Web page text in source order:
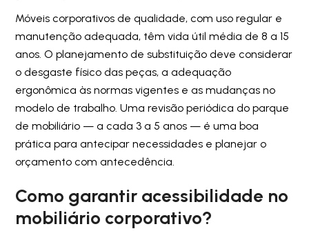
Móveis corporativos de qualidade, com uso regular e
manutenção adequada, têm vida útil média de 8 a 15
anos. O planejamento de substituição deve considerar
o desgaste físico das peças, a adequação
ergonômica às normas vigentes e as mudanças no
modelo de trabalho. Uma revisão periódica do parque
de mobiliário — a cada 3 a 5 anos — é uma boa
prática para antecipar necessidades e planejar o
orçamento com antecedência.
Como garantir acessibilidade no
mobiliário corporativo?